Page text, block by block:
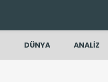
DÜNYA ANALİZ